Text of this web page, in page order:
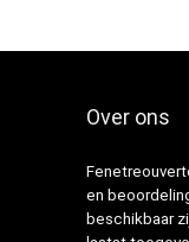
Over ons
en
beschikbaar